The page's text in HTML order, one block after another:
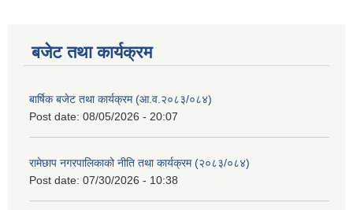
बजेट तथा कार्यक्रम
बार्षिक बजेट तथा कार्यक्रम (आ.व.२०८३/०८४)
Post date: 08/05/2026 - 20:07
रामेछाप नगरपालिकाको नीति तथा कार्यक्रम (२०८३/०८४)
Post date: 07/30/2026 - 10:38